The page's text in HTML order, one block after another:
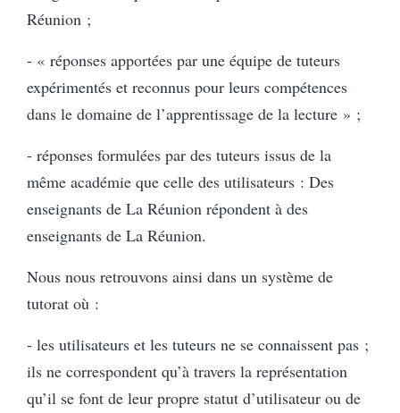
Réunion ;
- « réponses apportées par une équipe de tuteurs
expérimentés et reconnus pour leurs compétences
dans le domaine de l’apprentissage de la lecture » ;
- réponses formulées par des tuteurs issus de la
même académie que celle des utilisateurs : Des
enseignants de La Réunion répondent à des
enseignants de La Réunion.
Nous nous retrouvons ainsi dans un système de
tutorat où :
- les utilisateurs et les tuteurs ne se connaissent pas ;
ils ne correspondent qu’à travers la représentation
qu’il se font de leur propre statut d’utilisateur ou de